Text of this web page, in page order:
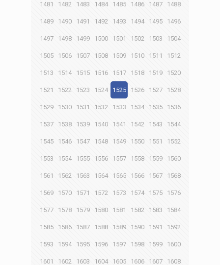
1481 1482 1483 1484 1485 1486 1487 1488
1489 1490 1491 1492 1493 1494 1495 1496
1497 1498 1499 1500 1501 1502 1503 1504
1505 1506 1507 1508 1509 1510 1511 1512
1513 1514 1515 1516 1517 1518 1519 1520
1521 1522 1523 1524 1525 1526 1527 1528
1529 1530 1531 1532 1533 1534 1535 1536
1537 1538 1539 1540 1541 1542 1543 1544
1545 1546 1547 1548 1549 1550 1551 1552
1553 1554 1555 1556 1557 1558 1559 1560
1561 1562 1563 1564 1565 1566 1567 1568
1569 1570 1571 1572 1573 1574 1575 1576
1577 1578 1579 1580 1581 1582 1583 1584
1585 1586 1587 1588 1589 1590 1591 1592
1593 1594 1595 1596 1597 1598 1599 1600
1601 1602 1603 1604 1605 1606 1607 1608